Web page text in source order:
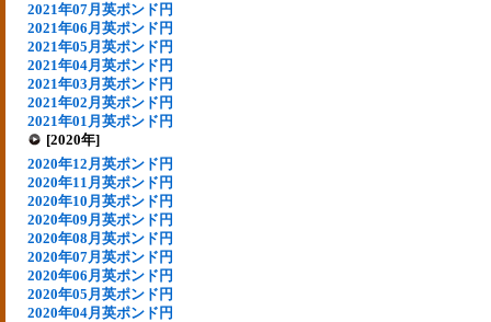
2021年07月英ポンド円
2021年06月英ポンド円
2021年05月英ポンド円
2021年04月英ポンド円
2021年03月英ポンド円
2021年02月英ポンド円
2021年01月英ポンド円
[2020年]
2020年12月英ポンド円
2020年11月英ポンド円
2020年10月英ポンド円
2020年09月英ポンド円
2020年08月英ポンド円
2020年07月英ポンド円
2020年06月英ポンド円
2020年05月英ポンド円
2020年04月英ポンド円